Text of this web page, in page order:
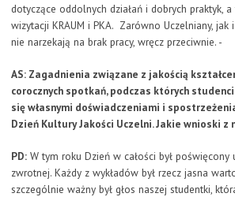
dotyczące oddolnych działań i dobrych praktyk,
wizytacji KRAUM i PKA. Zarówno Uczelniany, jak
nie narzekają na brak pracy, wręcz przeciwnie. -
AS: Zagadnienia związane z jakością
corocznych spotkań, podczas których
się własnymi doświadczeniami i
Dzień Kultury Jakości Uczelni. Jakie wnioski z
PD: W tym roku Dzień w całości był
zwrotnej. Każdy z wykładów był rzecz jasna
szczególnie ważny był głos naszej studentki,